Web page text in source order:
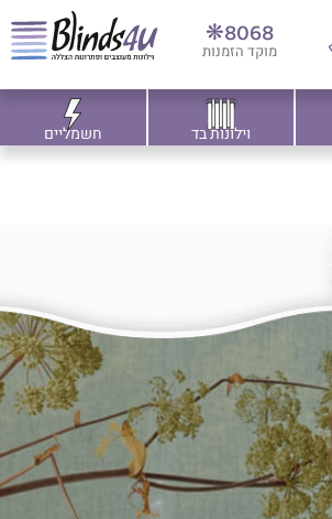
8068❋
מוקד הזמנות
וילונות בד חשמליים